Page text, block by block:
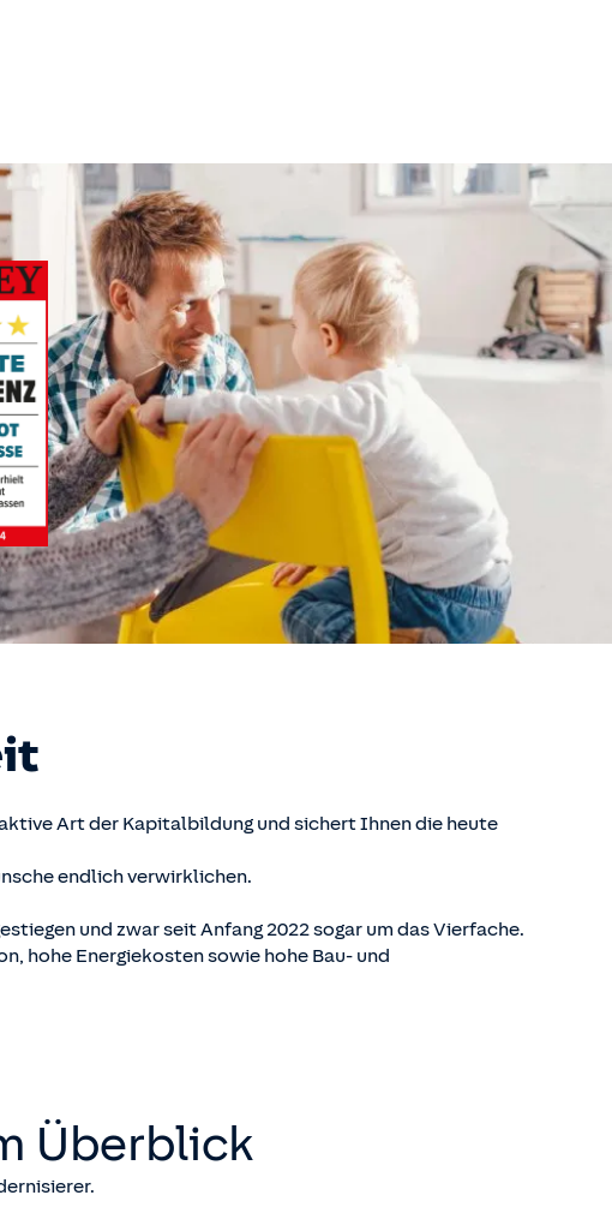
Art der Kapitalbildung und sichert Ihnen die heute
endlich verwirklichen.
und zwar seit Anfang 2022 sogar um das Vierfache.
hohe Energiekosten sowie hohe Bau- und
Überblick